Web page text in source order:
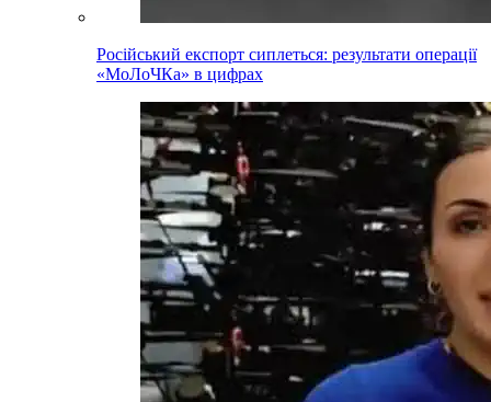
Російський експорт сиплеться: результати операції
«МоЛоЧКа» в цифрах